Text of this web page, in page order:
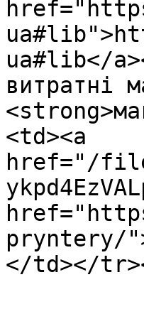
ua#lib</
витратні
<td><a
href="/
pryntery/